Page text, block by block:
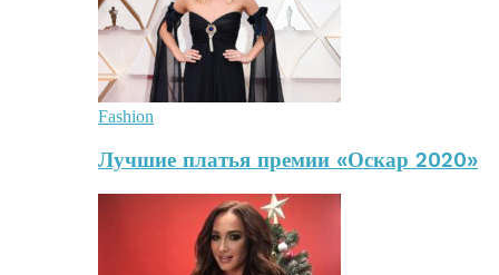
Fashion
Лучшие платья премии «Оскар 2020»